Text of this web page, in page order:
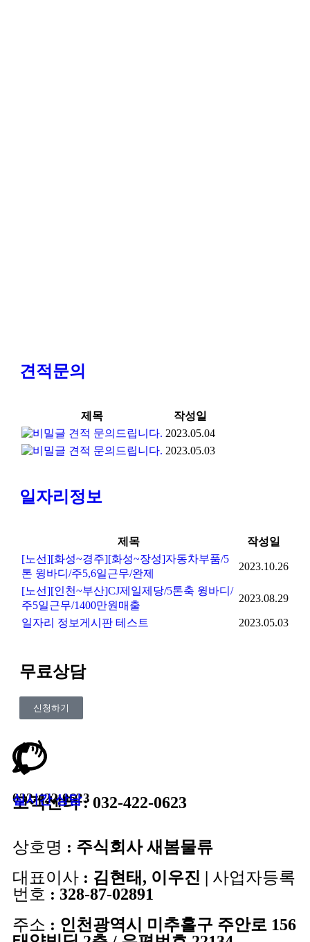
견적문의
제목
작성일
견적 문의드립니다. 2023.05.04
견적 문의드립니다. 2023.05.03
일자리정보
제목
작성일
[노선][화성~경주][화성~장성]자동차부품/5
톤 윙바디/주5,6일근무/완제
2023.10.26
[노선][인천~부산]CJ제일제당/5톤축 윙바디/
주5일근무/1400만원매출
2023.08.29
일자리 정보게시판 테스트 2023.05.03
무료상담
신청하기
032-422-0623
실시간 상담
고객센터 : 032-422-0623
상호명 : 주식회사 새봄물류
대표이사 : 김현태, 이우진 | 사업자등록
번호 : 328-87-02891
주소 : 인천광역시 미추홀구 주안로 156